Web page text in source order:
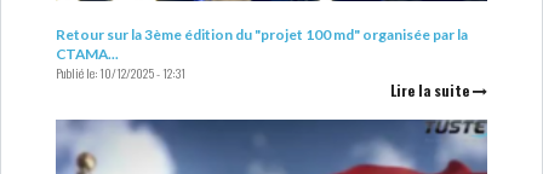
Retour sur la 3ème édition du "projet 100 md" organisée par la
CTAMA...
Publié le:10/12/2025 - 12:31
Lire la suite